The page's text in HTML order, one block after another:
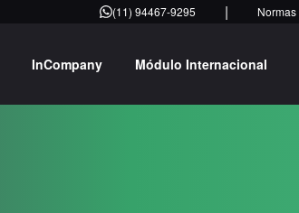
(11) 94467-9295 | Normas
InCompany Módulo Internacional